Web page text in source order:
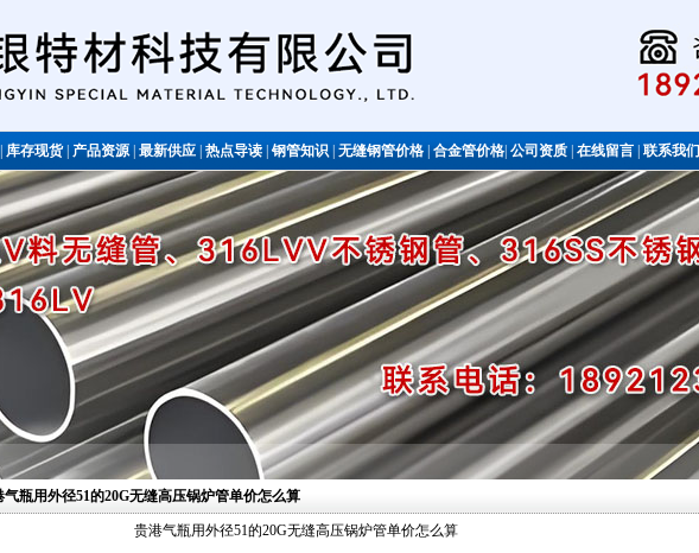
库存现货|产品资源|最新供应|热点导读钢管知识无缝钢管价格合金管价格公司资质在线留言|联系我们
不锈钢管
气瓶用外径51的20G无缝高压锅炉管单价怎么算
贵港气瓶用外径51的20G无缝高压锅炉管单价怎么算